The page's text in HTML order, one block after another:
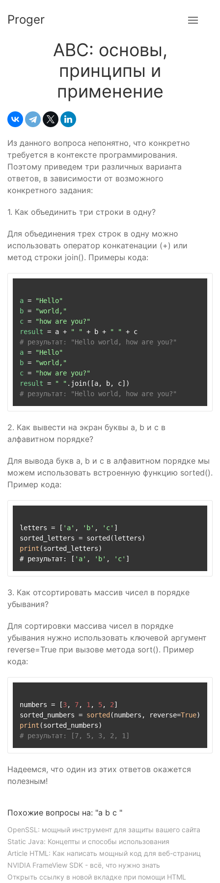
Proger
ABC: основы,
принципы и
применение
Из данного вопроса непонятно, что конкретно
требуется в контексте программирования.
Поэтому приведем три различных варианта
ответов, в зависимости от возможного
конкретного задания:
1. Как объединить три строки в одну?
Для объединения трех строк в одну можно
использовать оператор конкатенации (+) или
метод строки join(). Примеры кода:
a =
"Hello"
b =
"world,"
c =
"how are you?"
result = a + " " + b + " "
# результат: "Hello world, how are you?"
a =
"Hello"
b =
"world,"
c =
"how are you?"
result = " "
# результат: "Hello world, how are you?"
2. Как вывести на экран буквы a, b и c в
алфавитном порядке?
Для вывода букв a, b и c в алфавитном порядке мы
можем использовать встроенную функцию sorted().
Пример кода:
letters = [ 'a' , 'b' , 'c' ]
print (sorted_letters)
# результат: [ 'a' , 'b' , 'c'
3. Как отсортировать массив чисел в порядке
убывания?
Для сортировки массива чисел в порядке
убывания нужно использовать ключевой аргумент
reverse=True при вызове метода sort(). Пример
кода:
numbers = [3, 7, 1 , 5, 2]
sorted_numbers = sorted (numbers, reverse=True
print
# результат: [7, 5, 3, 2, 1]
Надеемся, что один из этих ответов окажется
полезным!
Похожие вопросы на: "a b c "
OpenSSL: мощный инструмент для защиты вашего сайта
Static Java: Концепты и способы использования
Article HTML: Как написать мощный код для веб-страниц
NVIDIA FrameView SDK - всё, что нужно знать
Открыть ссылку в новой вкладке при помощи HTML